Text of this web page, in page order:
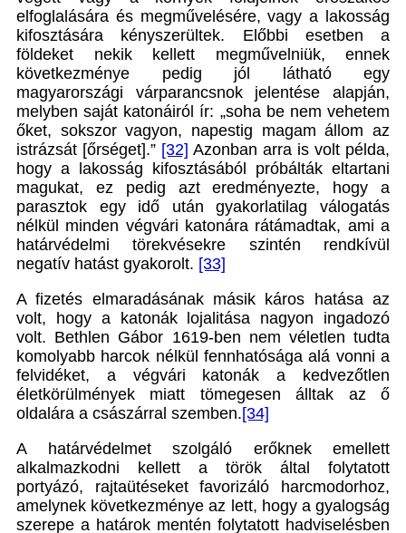
elfoglalására és megművelésére, vagy a lakosság
kifosztására kényszerültek. Előbbi esetben a
földeket nekik kellett megművelniük, ennek
következménye pedig jól látható egy
magyarországi várparancsnok jelentése alapján,
melyben saját katonáiról ír: „soha be nem vehetem
őket, sokszor vagyon, napestig magam állom az
istrázsát [őrséget].” [32] Azonban arra is volt példa,
hogy a lakosság kifosztásából próbálták eltartani
magukat, ez pedig azt eredményezte, hogy a
parasztok egy idő után gyakorlatilag válogatás
nélkül minden végvári katonára rátámadtak, ami a
határvédelmi törekvésekre szintén rendkívül
negatív hatást gyakorolt. [33]
A fizetés elmaradásának másik káros hatása az
volt, hogy a katonák lojalitása nagyon ingadozó
volt. Bethlen Gábor 1619-ben nem véletlen tudta
komolyabb harcok nélkül fennhatósága alá vonni a
felvidéket, a végvári katonák a kedvezőtlen
életkörülmények miatt tömegesen álltak az ő
oldalára a császárral szemben.[34]
A határvédelmet szolgáló erőknek emellett
alkalmazkodni kellett a török által folytatott
portyázó, rajtaütéseket favorizáló harcmodorhoz,
amelynek következménye az lett, hogy a gyalogság
szerepe a határok mentén folytatott hadviselésben